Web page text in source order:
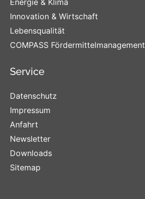
Energie & Klima
Innovation & Wirtschaft
Lebensqualität
COMPASS Fördermittelmanagement
Service
Datenschutz
Impressum
Anfahrt
Newsletter
Downloads
Sitemap